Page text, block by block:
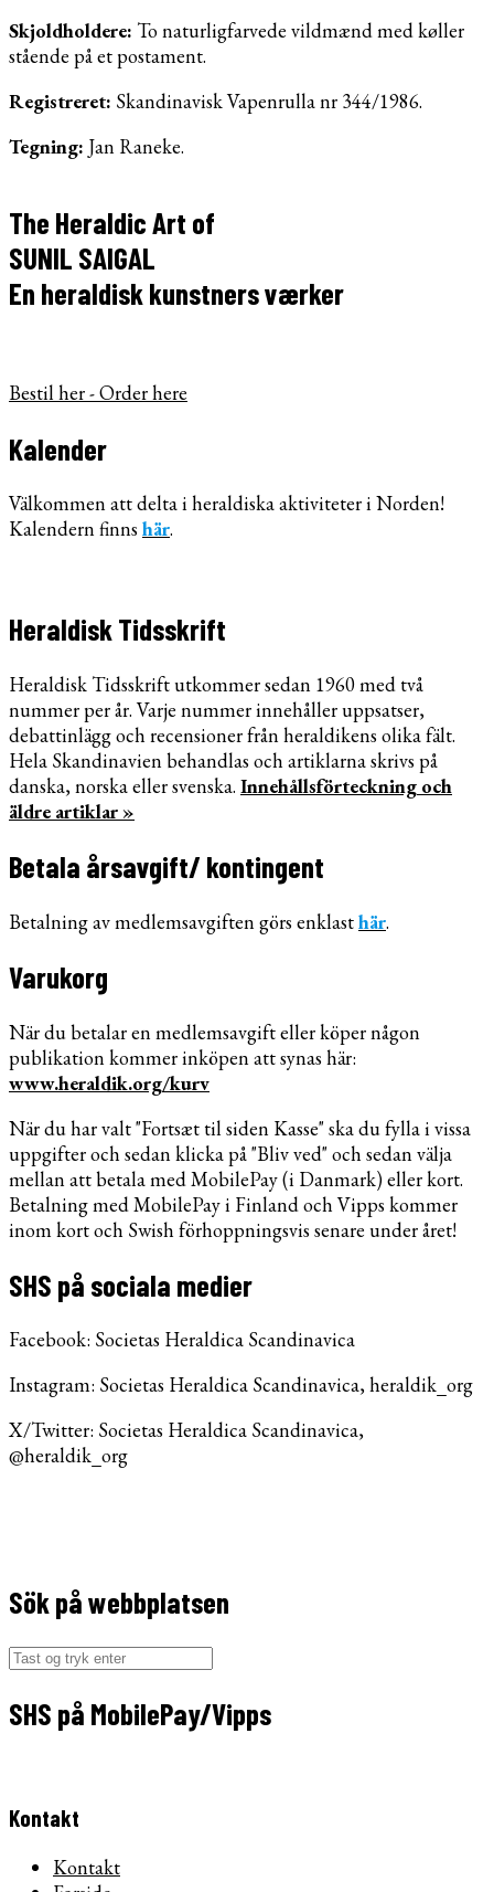
Skjoldholdere: To naturligfarvede vildmænd med køller
stående på et postament.
Registreret: Skandinavisk Vapenrulla nr 344/1986.
Tegning: Jan Raneke.
The Heraldic Art of
SUNIL SAIGAL
En heraldisk kunstners værker
Bestil her - Order here
Kalender
Välkommen att delta i heraldiska aktiviteter i Norden!
Kalendern finns här.
Heraldisk Tidsskrift
Heraldisk Tidsskrift utkommer sedan 1960 med två
nummer per år. Varje nummer innehåller uppsatser,
debattinlägg och recensioner från heraldikens olika fält.
Hela Skandinavien behandlas och artiklarna skrivs på
danska, norska eller svenska. Innehållsförteckning och
äldre artiklar »
Betala årsavgift/ kontingent
Betalning av medlemsavgiften görs enklasthär.
Varukorg
När du betalar en medlemsavgift eller köper någon
publikation kommer inköpen att synas här:
www.heraldik.org/kurv
När du har valt "Fortsæt til siden Kasse" ska du fylla i vissa
uppgifter och sedan klicka på "Bliv ved" och sedan välja
mellan att betala med MobilePay (i Danmark) eller kort.
Betalning med MobilePay i Finland och Vipps kommer
inom kort och Swish förhoppningsvis senare under året!
SHS på sociala medier
Facebook: Societas Heraldica Scandinavica
Instagram: Societas Heraldica Scandinavica, heraldik_org
X/Twitter: Societas Heraldica Scandinavica,
@heraldik_org
Sök på webbplatsen
Søg
SHS på MobilePay/Vipps
Kontakt
Kontakt